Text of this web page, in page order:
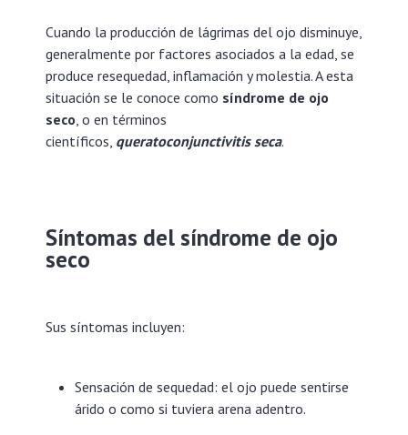
Cuando la producción de lágrimas del ojo disminuye,
generalmente por factores asociados a la edad, se
produce resequedad, inflamación y molestia. A esta
situación se le conoce como síndrome de ojo
seco, o en términos
científicos, queratoconjunctivitis seca.
Síntomas del síndrome de ojo
seco
Sus síntomas incluyen:
Sensación de sequedad: el ojo puede sentirse
árido o como si tuviera arena adentro.